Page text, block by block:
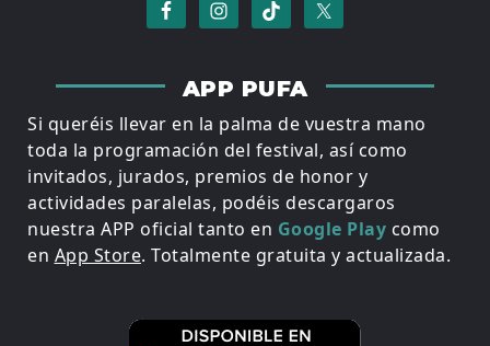
APP PUFA
Si queréis llevar en la palma de vuestra mano
toda la programación del festival, así como
invitados, jurados, premios de honor y
actividades paralelas, podéis descargaros
nuestra APP oficial tanto en Google Play como
en App Store. Totalmente gratuita y actualizada.